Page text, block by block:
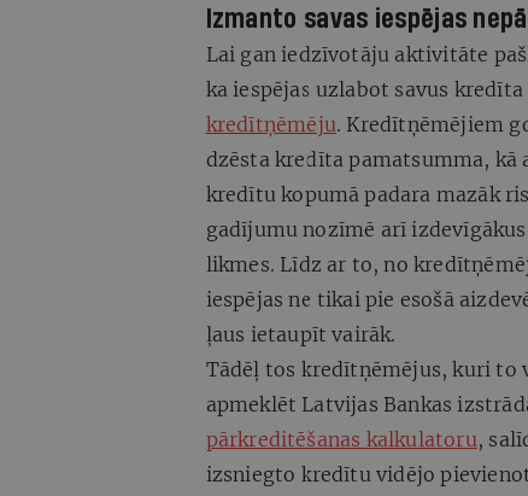
Izmanto savas iespējas
Lai gan iedzīvotāju aktivitāte
ka iespējas uzlabot savus
kredītņēmēju. Kredītņēmējiem
dzēsta kredīta pamatsumma,
kredītu kopumā padara mazāk
gadījumu nozīmē arī
likmes. Līdz ar to, no
iespējas ne tikai pie esošā
ļaus ietaupīt vairāk.
Tādēļ tos kredītņēmējus, kuri to
apmeklēt Latvijas Bankas
pārkreditēšanas kalkulatoru,
izsniegto kredītu vidējo